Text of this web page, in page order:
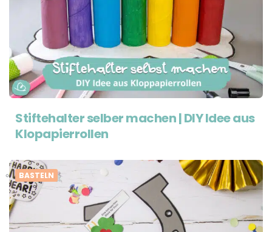
Stiftehalter selber machen | DIY Idee aus
Klopapierrollen
BASTELN